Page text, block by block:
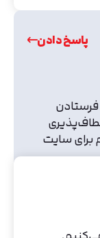
پاسخ دادن
برای سایت